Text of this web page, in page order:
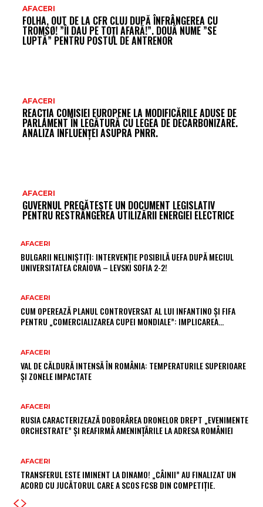
AFACERI
FOLHA, OUT DE LA CFR CLUJ DUPĂ ÎNFRÂNGEREA CU
TROMSØ! ”ÎI DAU PE TOȚI AFARĂ!”. DOUĂ NUME ”SE
LUPTĂ” PENTRU POSTUL DE ANTRENOR
AFACERI
REACȚIA COMISIEI EUROPENE LA MODIFICĂRILE ADUSE DE
PARLAMENT ÎN LEGĂTURĂ CU LEGEA DE DECARBONIZARE.
ANALIZA INFLUENȚEI ASUPRA PNRR.
AFACERI
GUVERNUL PREGĂTEȘTE UN DOCUMENT LEGISLATIV
PENTRU RESTRÂNGEREA UTILIZĂRII ENERGIEI ELECTRICE
AFACERI
BULGARII NELINIȘTIȚI: INTERVENȚIE POSIBILĂ UEFA DUPĂ MECIUL
UNIVERSITATEA CRAIOVA – LEVSKI SOFIA 2-2!
AFACERI
CUM OPEREAZĂ PLANUL CONTROVERSAT AL LUI INFANTINO ȘI FIFA
PENTRU „COMERCIALIZAREA CUPEI MONDIALE”: IMPLICAREA…
AFACERI
VAL DE CĂLDURĂ INTENSĂ ÎN ROMÂNIA: TEMPERATURILE SUPERIOARE
ȘI ZONELE IMPACTATE
AFACERI
RUSIA CARACTERIZEAZĂ DOBORÂREA DRONELOR DREPT „EVENIMENTE
ORCHESTRATE” ȘI REAFIRMĂ AMENINȚĂRILE LA ADRESA ROMÂNIEI
AFACERI
TRANSFERUL ESTE IMINENT LA DINAMO! „CÂINII” AU FINALIZAT UN
ACORD CU JUCĂTORUL CARE A SCOS FCSB DIN COMPETIȚIE.